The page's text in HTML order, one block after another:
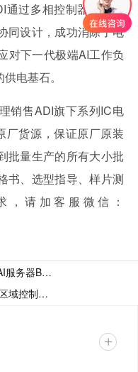
通过多相控制器、单芯
同设计，成功消除了电
对下一代极端AI工作负
电基石。
销售ADI旗下系列IC电
厂货源，保证原厂原装
批量生产的所有大小批
书、选型指导、样片测
请加客服微信：
罗姆750V SiC MOSFET赋能AI服务器BBU，加速HVDC架构落地
安森美系统级方案筑基SDV：区域控制架构的通信、配电与驱动协同
+